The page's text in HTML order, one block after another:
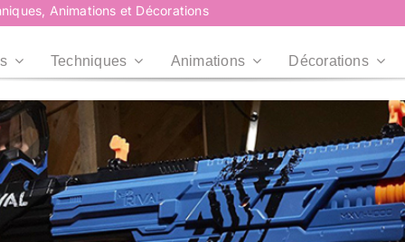
Animations et Décorations
Professionnels
Entreprises, CE,
Agences...
Professionnels
Plus d’infos
Collectivités
Mairies, Associations,
Centre de loisirs...
Collectivités
Plus d’infos
Techniques Animations
Plus d’infos
Décorations